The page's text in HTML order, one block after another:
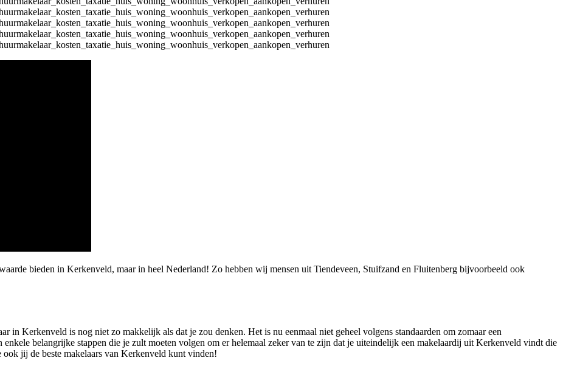
bieden in Kerkenveld, maar in heel Nederland! Zo hebben wij mensen uit Tiendeveen, Stuifzand en Fluitenberg bijvoorbeeld ook
in Kerkenveld is nog niet zo makkelijk als dat je zou denken. Het is nu eenmaal niet geheel volgens standaarden om zomaar een
enkele belangrijke stappen die je zult moeten volgen om er helemaal zeker van te zijn dat je uiteindelijk een makelaardij uit Kerkenveld vindt die
jij de beste makelaars van Kerkenveld kunt vinden!